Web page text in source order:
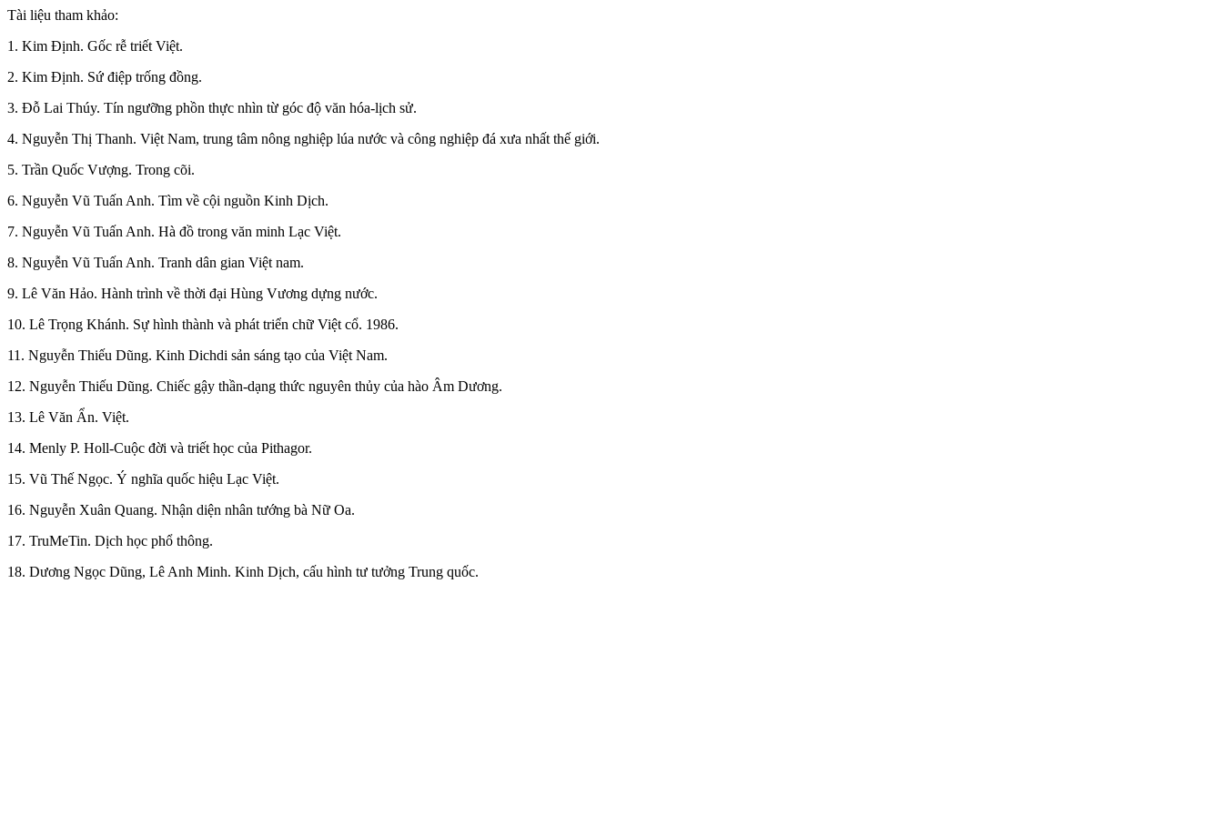
Tài liệu tham khảo:
1. Kim Định. Gốc rễ triết Việt.
2. Kim Định. Sứ điệp trống đồng.
3. Đỗ Lai Thúy. Tín ngưỡng phồn thực nhìn từ góc độ văn hóa-lịch sử.
4. Nguyễn Thị Thanh. Việt Nam, trung tâm nông nghiệp lúa nước và công nghiệp đá xưa nhất thế giới.
5. Trần Quốc Vượng. Trong cõi.
6. Nguyễn Vũ Tuấn Anh. Tìm về cội nguồn Kinh Dịch.
7. Nguyễn Vũ Tuấn Anh. Hà đồ trong văn minh Lạc Việt.
8. Nguyễn Vũ Tuấn Anh. Tranh dân gian Việt nam.
9. Lê Văn Hảo. Hành trình về thời đại Hùng Vương dựng nước.
10. Lê Trọng Khánh. Sự hình thành và phát triển chữ Việt cổ. 1986.
11. Nguyễn Thiếu Dũng. Kinh Dichdi sản sáng tạo của Việt Nam.
12. Nguyễn Thiếu Dũng. Chiếc gậy thần-dạng thức nguyên thủy của hào Âm Dương.
13. Lê Văn Ẩn. Việt.
14. Menly P. Holl-Cuộc đời và triết học của Pithagor.
15. Vũ Thế Ngọc. Ý nghĩa quốc hiệu Lạc Việt.
16. Nguyễn Xuân Quang. Nhận diện nhân tướng bà Nữ Oa.
17. TruMeTin. Dịch học phổ thông.
18. Dương Ngọc Dũng, Lê Anh Minh. Kinh Dịch, cấu hình tư tưởng Trung quốc.